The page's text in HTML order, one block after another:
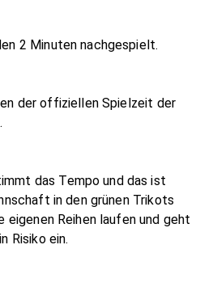
2 Minuten nachgespielt.
der offiziellen Spielzeit der
das Tempo und das ist
in den grünen Trikots
eigenen Reihen laufen und geht
Risiko ein.